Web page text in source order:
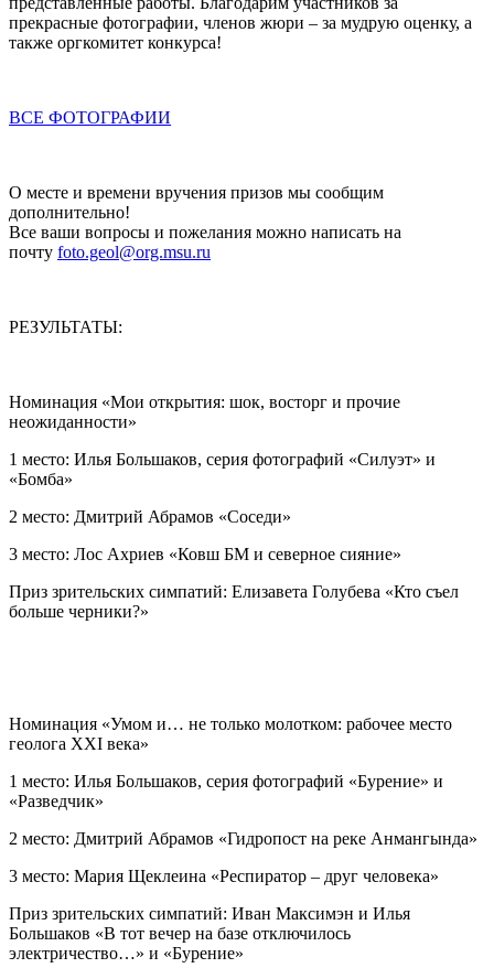
прекрасные фотографии, членов жюри – за мудрую оценку, а
также оргкомитет конкурса!
ВСЕ ФОТОГРАФИИ
О месте и времени вручения призов мы сообщим
дополнительно!
Все ваши вопросы и пожелания можно написать на
почту foto.geol@org.msu.ru
РЕЗУЛЬТАТЫ:
Номинация «Мои открытия: шок, восторг и прочие
неожиданности»
1 место: Илья Большаков, серия фотографий «Силуэт» и
«Бомба»
2 место: Дмитрий Абрамов «Соседи»
3 место: Лос Ахриев «Ковш БМ и северное сияние»
Приз зрительских симпатий: Елизавета Голубева «Кто съел
больше черники?»
Номинация «Умом и… не только молотком: рабочее место
геолога XXI века»
1 место: Илья Большаков, серия фотографий «Бурение» и
«Разведчик»
2 место: Дмитрий Абрамов «Гидропост на реке Анмангында»
3 место: Мария Щеклеина «Респиратор – друг человека»
Приз зрительских симпатий: Иван Максимэн и Илья
Большаков «В тот вечер на базе отключилось
электричество…» и «Бурение»